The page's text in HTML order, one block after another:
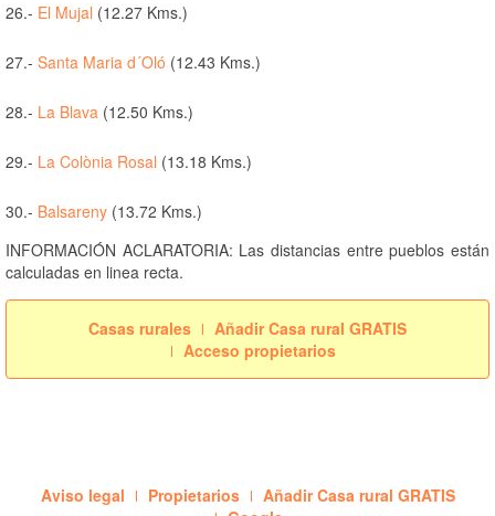
26.- El Mujal (12.27 Kms.)
27.- Santa Maria d´Oló (12.43 Kms.)
28.- La Blava (12.50 Kms.)
29.- La Colònia Rosal (13.18 Kms.)
30.- Balsareny (13.72 Kms.)
INFORMACIÓN ACLARATORIA: Las distancias entre pueblos están
calculadas en linea recta.
Casas rurales
Añadir Casa rural GRATIS
Acceso propietarios
Aviso legal Propietarios
Añadir Casa rural GRATIS